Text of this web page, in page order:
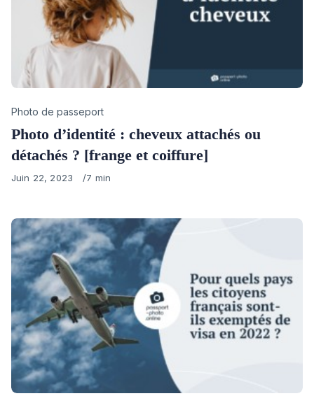
Category
Photo de passeport
Photo d’identité : cheveux attachés ou
détachés ? [frange et coiffure]
Published
Juin 22, 2023 7 min